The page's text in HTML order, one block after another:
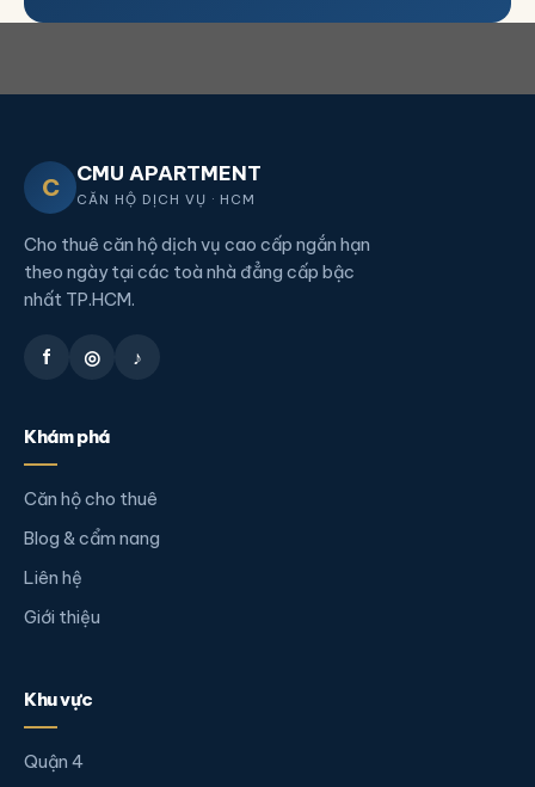
C CMU APARTMENT
CĂN HỘ DỊCH VỤ · HCM
Cho thuê căn hộ dịch vụ cao cấp ngắn hạn
theo ngày tại các toà nhà đẳng cấp bậc
nhất TP.HCM.
f ◎ ♪
Khám phá
Căn hộ cho thuê
Blog & cẩm nang
Liên hệ
Giới thiệu
Khu vực
Quận 4